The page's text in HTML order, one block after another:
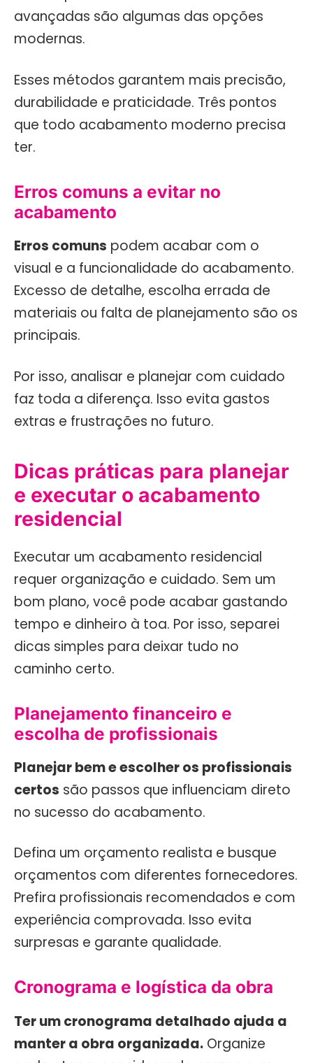
avançadas são algumas das opções
modernas.
Esses métodos garantem mais precisão,
durabilidade e praticidade. Três pontos
que todo acabamento moderno precisa
ter.
Erros comuns a evitar no
acabamento
Erros comuns podem acabar com o
visual e a funcionalidade do acabamento.
Excesso de detalhe, escolha errada de
materiais ou falta de planejamento são os
principais.
Por isso, analisar e planejar com cuidado
faz toda a diferença. Isso evita gastos
extras e frustrações no futuro.
Dicas práticas para planejar
e executar o acabamento
residencial
Executar um acabamento residencial
requer organização e cuidado. Sem um
bom plano, você pode acabar gastando
tempo e dinheiro à toa. Por isso, separei
dicas simples para deixar tudo no
caminho certo.
Planejamento financeiro e
escolha de profissionais
Planejar bem e escolher os profissionais
certos são passos que influenciam direto
no sucesso do acabamento.
Defina um orçamento realista e busque
orçamentos com diferentes fornecedores.
Prefira profissionais recomendados e com
experiência comprovada. Isso evita
surpresas e garante qualidade.
Cronograma e logística da obra
Ter um cronograma detalhado ajuda a
manter a obra organizada. Organize